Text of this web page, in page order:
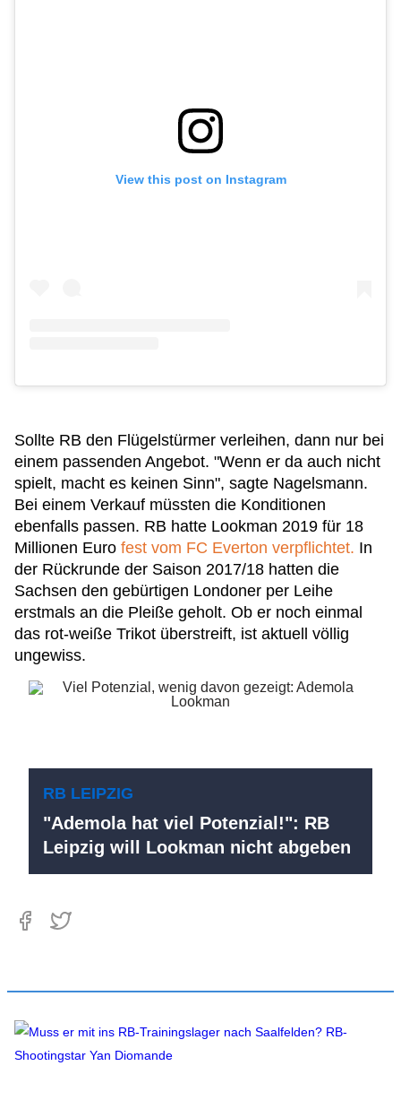
View this post on Instagram
Sollte RB den Flügelstürmer verleihen, dann nur bei
einem passenden Angebot. "Wenn er da auch nicht
spielt, macht es keinen Sinn", sagte Nagelsmann.
Bei einem Verkauf müssten die Konditionen
ebenfalls passen. RB hatte Lookman 2019 für 18
Millionen Euro fest vom FC Everton verpflichtet. In
der Rückrunde der Saison 2017/18 hatten die
Sachsen den gebürtigen Londoner per Leihe
erstmals an die Pleiße geholt. Ob er noch einmal
das rot-weiße Trikot überstreift, ist aktuell völlig
ungewiss.
RB LEIPZIG
"Ademola hat viel Potenzial!": RB
Leipzig will Lookman nicht abgeben